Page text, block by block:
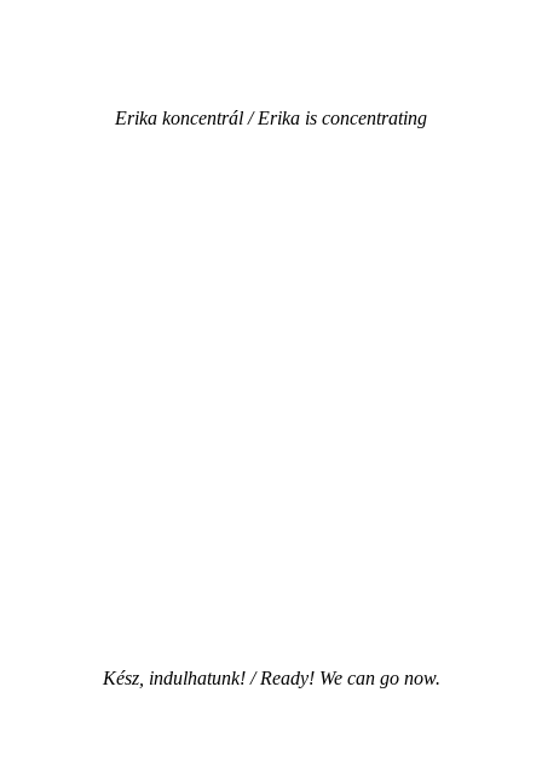
Erika koncentrál / Erika is concentrating
Kész, indulhatunk! / Ready! We can go now.